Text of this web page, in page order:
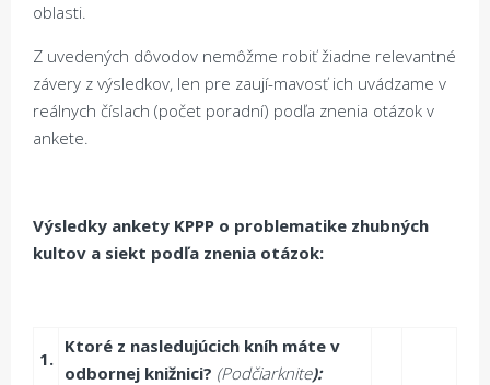
oblasti.
Z uvedených dôvodov nemôžme robiť žiadne relevantné
závery z výsledkov, len pre zaují-mavosť ich uvádzame v
reálnych číslach (počet poradní) podľa znenia otázok v
ankete.
Výsledky ankety KPPP o problematike zhubných
kultov a siekt podľa znenia otázok:
1.
Ktoré z nasledujúcich kníh máte v
odbornej knižnici? (Podčiarknite):